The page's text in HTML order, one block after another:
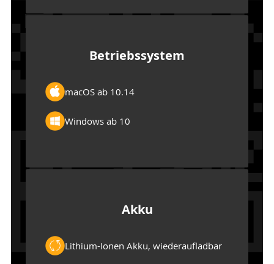
Betriebssystem
macOS ab 10.14
Windows ab 10
Akku
Lithium-Ionen Akku, wiederaufladbar